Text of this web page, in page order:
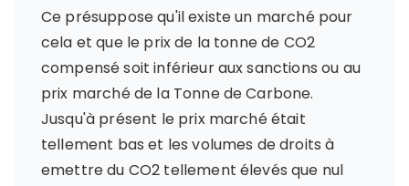
Ce présuppose qu'il existe un marché pour
cela et que le prix de la tonne de CO2
compensé soit inférieur aux sanctions ou au
prix marché de la Tonne de Carbone.
Jusqu'à présent le prix marché était
tellement bas et les volumes de droits à
emettre du CO2 tellement élevés que nul